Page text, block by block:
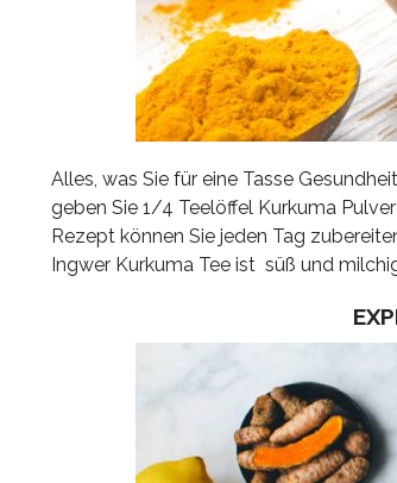
Alles, was Sie für eine Tasse
geben Sie 1/4 Teelöffel Kurkuma
Rezept können Sie jeden Tag
Ingwer Kurkuma Tee ist süß und